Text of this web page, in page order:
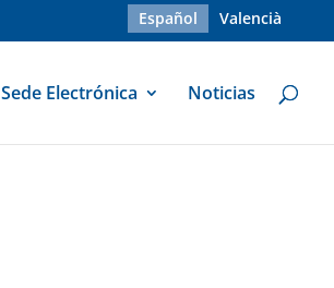
Español Valencià
Sede Electrónica Noticias